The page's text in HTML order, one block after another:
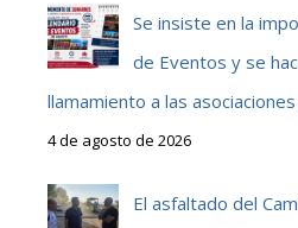
Se insiste en la
de Eventos y se
llamamiento a las
4 de agosto de 2026
El asfaltado del